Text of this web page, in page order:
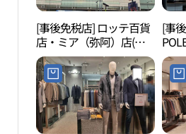
[事後免税店] ロッテ百貨
店・ミア（弥阿）店(롯
데백화점 미아점)
[事
メ
ア
롯